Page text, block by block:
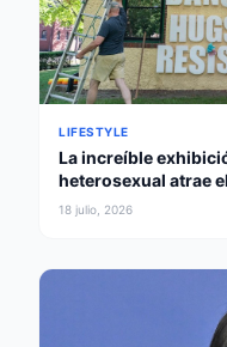
LIFESTYLE
La increíble
heterosexual atrae
gobernador
18 julio, 2026